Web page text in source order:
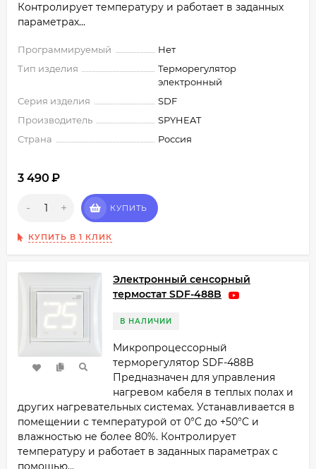
Контролирует температуру и работает в заданных
параметрах...
Программируемый
Нет
Тип изделия
Терморегулятор
электронный
Серия изделия
SDF
Производитель
SPYHEAT
Страна
Россия
3 490 ₽
- + КУПИТЬ
КУПИТЬ В 1 КЛИК
Электронный сенсорный
термостат SDF-488B
В НАЛИЧИИ
Микропроцессорный
терморегулятор SDF-488B
Предназначен для управления
нагревом кабеля в теплых полах и
других нагревательных системах. Устанавливается в
помещении с температурой от 0°C до +50°C и
влажностью не более 80%. Контролирует
температуру и работает в заданных параметрах с
помощью...